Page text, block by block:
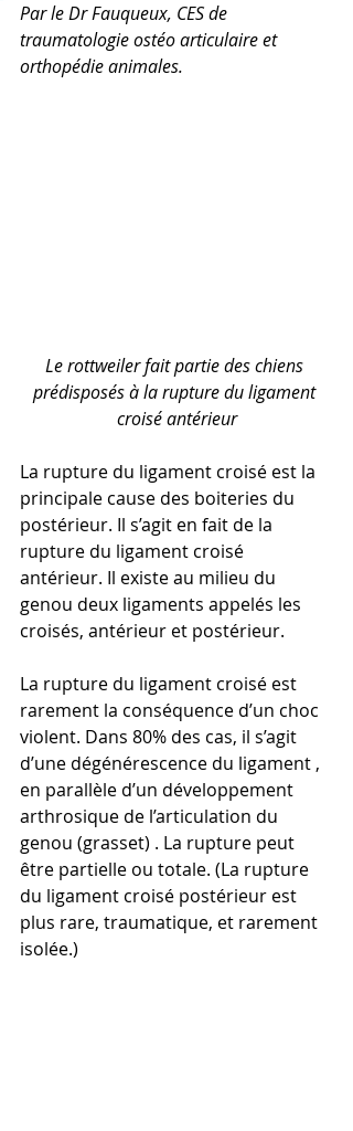
Par le Dr Fauqueux, CES de
traumatologie ostéo articulaire et
orthopédie animales.
Le rottweiler fait partie des chiens
prédisposés à la rupture du ligament
croisé antérieur
La rupture du ligament croisé est la
principale cause des boiteries du
postérieur. Il s’agit en fait de la
rupture du ligament croisé
antérieur. Il existe au milieu du
genou deux ligaments appelés les
croisés, antérieur et postérieur.
La rupture du ligament croisé est
rarement la conséquence d’un choc
violent. Dans 80% des cas, il s’agit
d’une dégénérescence du ligament ,
en parallèle d’un développement
arthrosique de l’articulation du
genou (grasset) . La rupture peut
être partielle ou totale. (La rupture
du ligament croisé postérieur est
plus rare, traumatique, et rarement
isolée.)